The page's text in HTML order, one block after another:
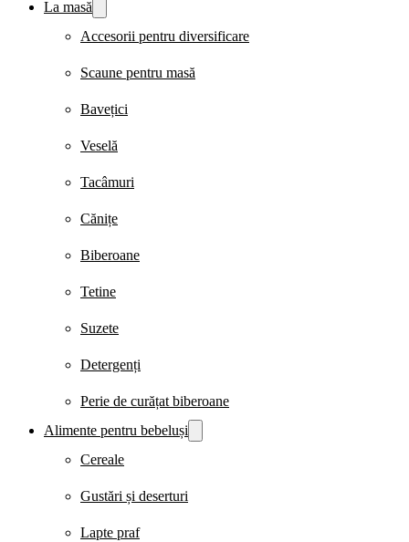
La masă
Accesorii pentru diversificare
Scaune pentru masă
Bavețici
Veselă
Tacâmuri
Cănițe
Biberoane
Tetine
Suzete
Detergenți
Perie de curățat biberoane
Alimente pentru bebeluși
Cereale
Gustări și deserturi
Lapte praf